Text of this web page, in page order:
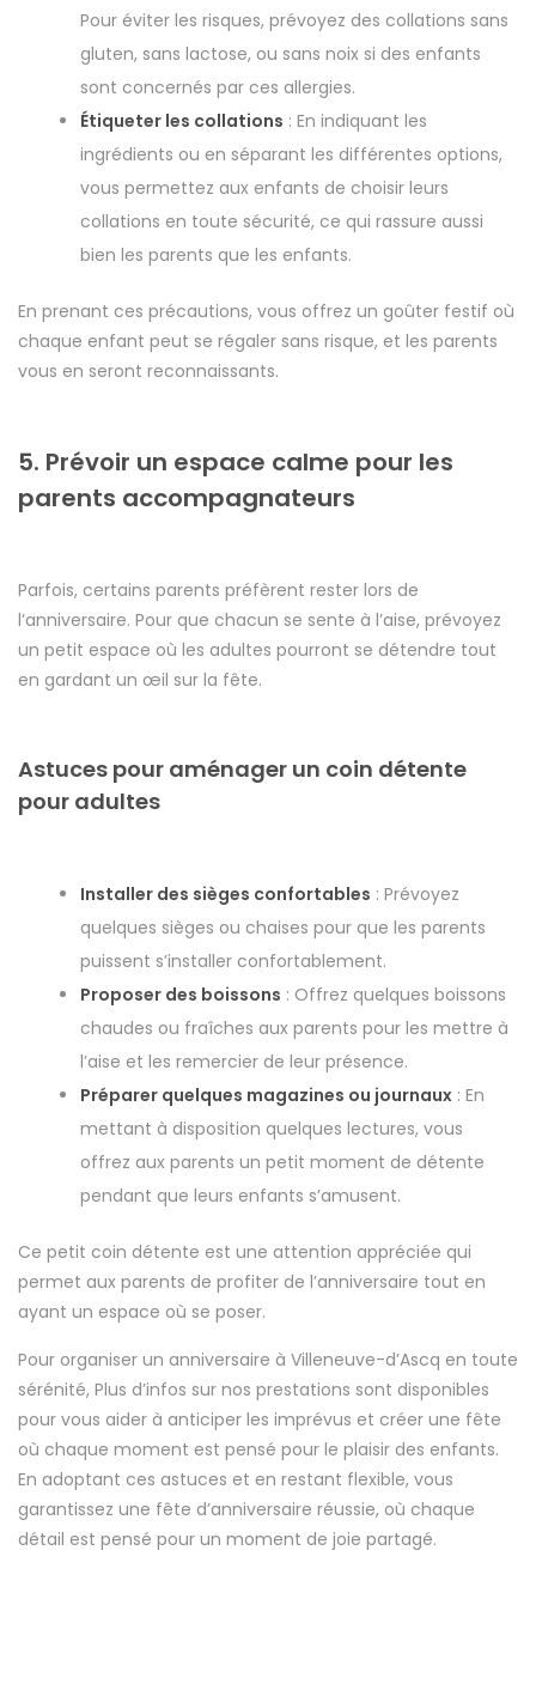
Pour éviter les risques, prévoyez des collations sans
gluten, sans lactose, ou sans noix si des enfants
sont concernés par ces allergies.
Étiqueter les collations : En indiquant les
ingrédients ou en séparant les différentes options,
vous permettez aux enfants de choisir leurs
collations en toute sécurité, ce qui rassure aussi
bien les parents que les enfants.
En prenant ces précautions, vous offrez un goûter festif où
chaque enfant peut se régaler sans risque, et les parents
vous en seront reconnaissants.
5. Prévoir un espace calme pour les
parents accompagnateurs
Parfois, certains parents préfèrent rester lors de
l’anniversaire. Pour que chacun se sente à l’aise, prévoyez
un petit espace où les adultes pourront se détendre tout
en gardant un œil sur la fête.
Astuces pour aménager un coin détente
pour adultes
Installer des sièges confortables : Prévoyez
quelques sièges ou chaises pour que les parents
puissent s’installer confortablement.
Proposer des boissons : Offrez quelques boissons
chaudes ou fraîches aux parents pour les mettre à
l’aise et les remercier de leur présence.
Préparer quelques magazines ou journaux : En
mettant à disposition quelques lectures, vous
offrez aux parents un petit moment de détente
pendant que leurs enfants s’amusent.
Ce petit coin détente est une attention appréciée qui
permet aux parents de profiter de l’anniversaire tout en
ayant un espace où se poser.
Pour organiser un anniversaire à Villeneuve-d’Ascq en toute
sérénité, Plus d’infos sur nos prestations sont disponibles
pour vous aider à anticiper les imprévus et créer une fête
où chaque moment est pensé pour le plaisir des enfants.
En adoptant ces astuces et en restant flexible, vous
garantissez une fête d’anniversaire réussie, où chaque
détail est pensé pour un moment de joie partagé.